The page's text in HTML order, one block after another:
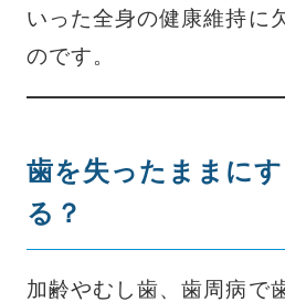
いった全身の健康維持に
のです。
歯を失ったままに
る？
加齢やむし歯、歯周病で